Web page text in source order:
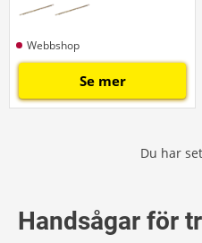
Webbshop
Se mer
Du har
Handsågar för